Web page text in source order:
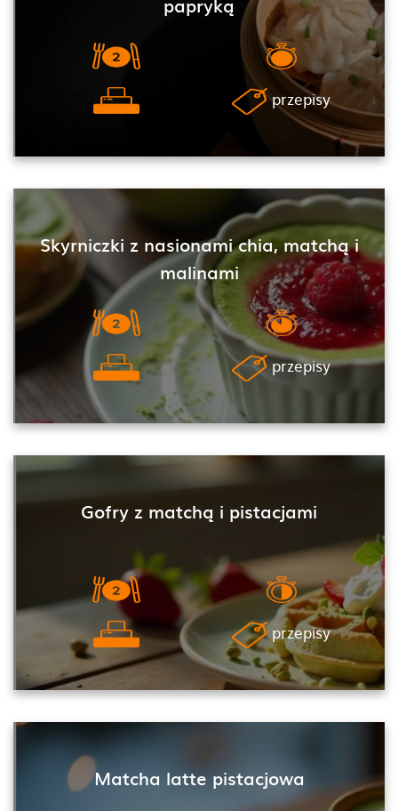
przepisy
Skyrniczki z nasionami chia, matchą i
malinami
przepisy
Gofry z matchą i pistacjami
przepisy
Matcha latte pistacjowa